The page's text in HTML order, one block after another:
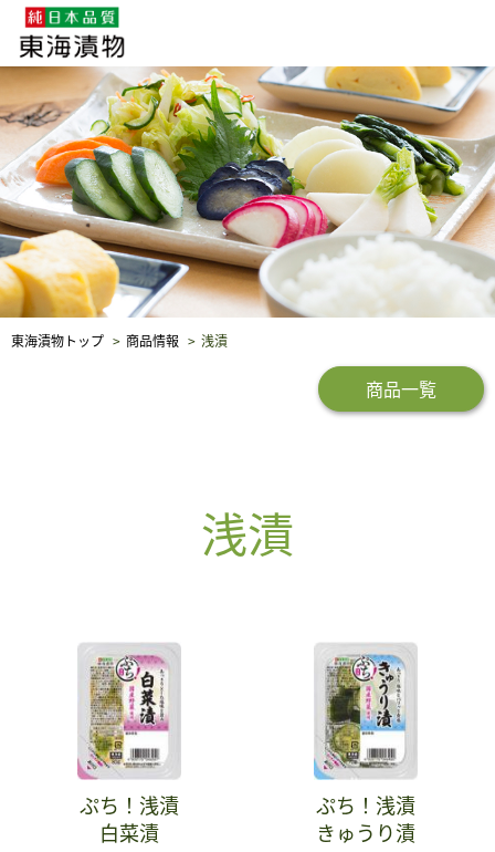
企業・採用情報 社会貢献 品質保証
東海漬物トップ 商品情報 浅漬
商品一覧
浅漬
ぷち！浅漬
白菜漬
ぷち！浅漬
きゅうり漬